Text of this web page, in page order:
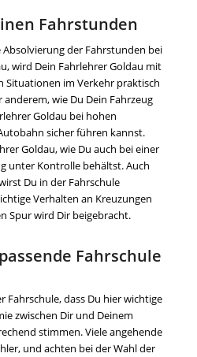
Fahrstunden
der Fahrstunden bei
wird Dein Fahrlehrer Goldau mit
Situationen im Verkehr praktisch
wie Du Dein Fahrzeug
Goldau bei hohen
sicher führen kannst.
Goldau, wie Du auch bei einer
unter Kontrolle behältst. Auch
Du in der Fahrschule
Verhalten an Kreuzungen
Spur wird Dir beigebracht.
Fahrschule
Fahrschule, dass Du hier wichtige
zwischen Dir und Deinem
stimmen. Viele angehende
und achten bei der Wahl der